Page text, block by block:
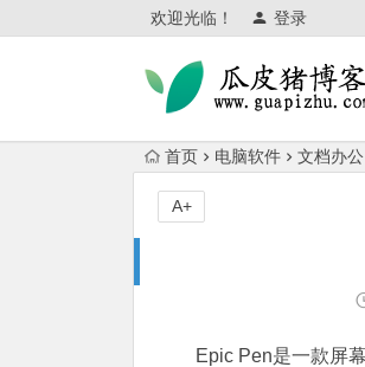
欢迎光临！ 登录
首页 电脑软件 文档办公
Epic Pen是一款屏幕
A+